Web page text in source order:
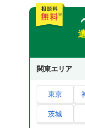
税務署｜面
を利用でき
税理士会
法テラス｜
書士に無料
摂津市で相続
税理士｜相
相談したい
関東エリア
東京
茨城